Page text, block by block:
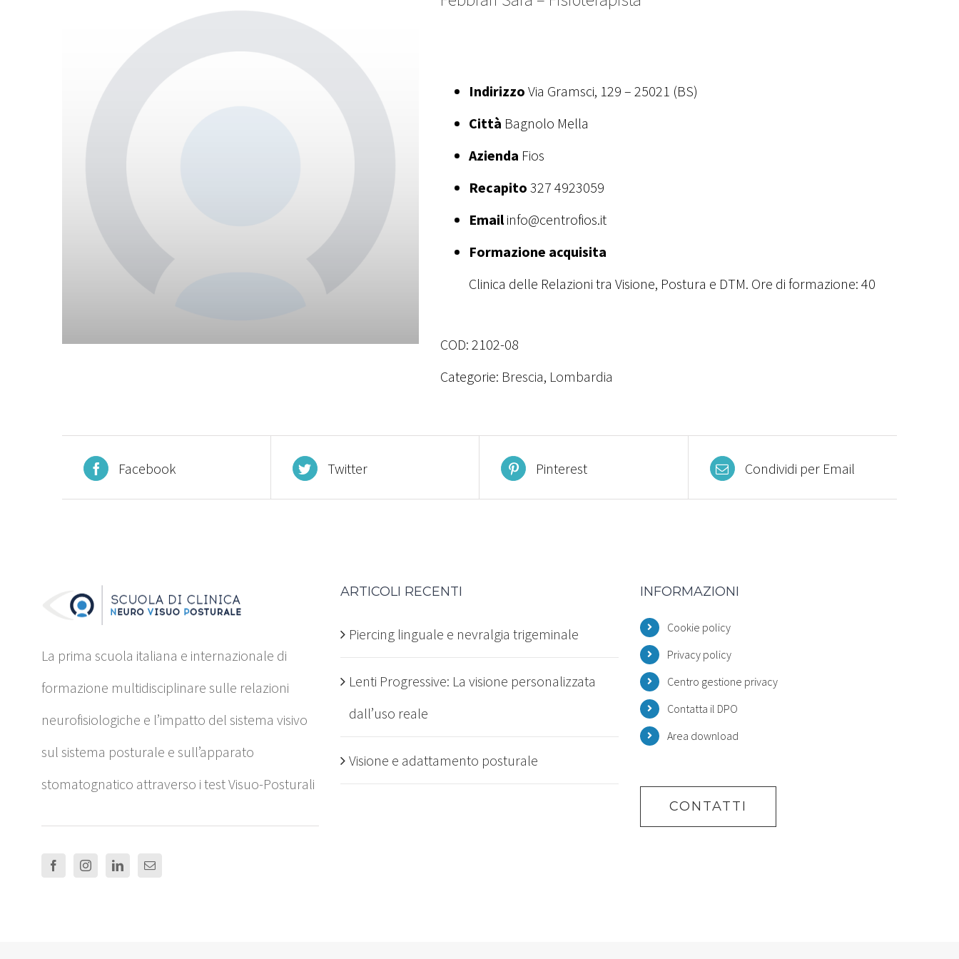
Indirizzo Via Gramsci, 129 – 25021 (BS)
Città Bagnolo Mella
Azienda Fios
Recapito 327 4923059
Emailinfo@centrofios.it
Formazione acquisita
Clinica delle Relazioni tra Visione, Postura e DTM. Ore di formazione: 40
COD: 2102-08
Categorie: Brescia, Lombardia
Facebook Twitter Pinterest Condividi per Email
La prima scuola italiana e internazionale di
formazione multidisciplinare sulle relazioni
neurofisiologiche e l’impatto del sistema visivo
sul sistema posturale e sull’apparato
stomatognatico attraverso i test Visuo-Posturali
ARTICOLI RECENTI
Piercing linguale e nevralgia trigeminale
Lenti Progressive: La visione personalizzata
dall’uso reale
Visione e adattamento posturale
INFORMAZIONI
Cookie policy
Privacy policy
Centro gestione privacy
Contatta il DPO
Area download
CONTATTI